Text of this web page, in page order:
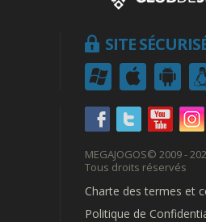
SITE
MEGAJOGOS© 2009 -
Tous droits réservés
Charte des termes et
Politique de